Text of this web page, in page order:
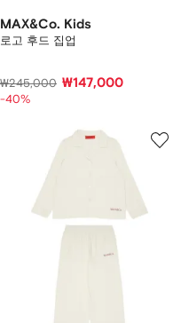
MAX&Co. Kids
로고 후드 집업
₩245,000 ₩147,000
-40%